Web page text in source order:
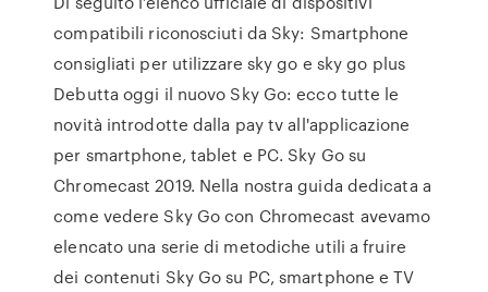
compatibili riconosciuti da Sky: Smartphone
consigliati per utilizzare sky go e sky go plus
Debutta oggi il nuovo Sky Go: ecco tutte le
novità introdotte dalla pay tv all'applicazione
per smartphone, tablet e PC. Sky Go su
Chromecast 2019. Nella nostra guida dedicata a
come vedere Sky Go con Chromecast avevamo
elencato una serie di metodiche utili a fruire
dei contenuti Sky Go su PC, smartphone e TV